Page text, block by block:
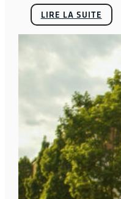
LIRE LA SUITE